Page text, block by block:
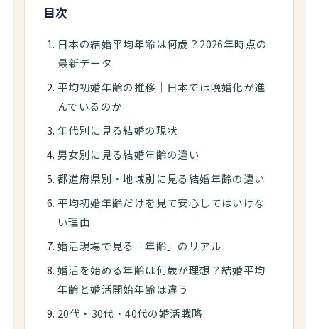
目次
日本の結婚平均年齢は何歳？2026年時点の
最新データ
平均初婚年齢の推移｜日本では晩婚化が進
んでいるのか
年代別に見る結婚の現状
男女別に見る結婚年齢の違い
都道府県別・地域別に見る結婚年齢の違い
平均初婚年齢だけを見て安心してはいけな
い理由
婚活現場で見る「年齢」のリアル
婚活を始める年齢は何歳が理想？結婚平均
年齢と婚活開始年齢は違う
20代・30代・40代の婚活戦略